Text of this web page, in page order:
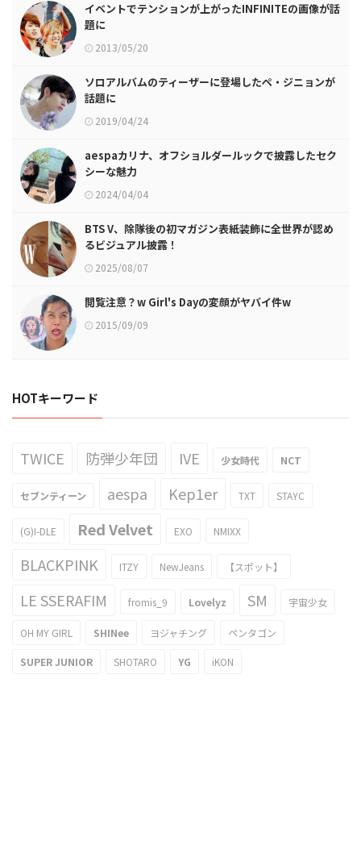
イベントでテンションが上がったINFINITEの画像が話
題に
2013/05/20
ソロアルバムのティーザーに登場したペ・ジニョンが
話題に
2019/04/24
aespaカリナ、オフショルダールックで披露したセク
シーな魅力
2024/04/04
BTS V、除隊後の初マガジン表紙装飾に全世界が認め
るビジュアル披露！
2025/08/07
閲覧注意？w Girl's Dayの変顔がヤバイ件w
2015/09/09
HOTキーワード
TWICE 防弾少年団 IVE 少女時代 NCT
セブンティーン aespa Kep1er TXT STAYC
(G)I-DLE Red Velvet EXO NMIXX
BLACKPINK ITZY NewJeans 【スポット】
LE SSERAFIM fromis_9 Lovelyz SM 宇宙少女
OH MY GIRL SHINee ヨジャチング ペンタゴン
SUPER JUNIOR SHOTARO YG iKON